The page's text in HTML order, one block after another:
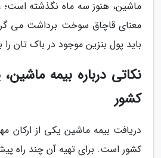
ماشین، هنوز سه ماه نگذشته است؛
معنای قاچاق سوخت برداشت می
باید پول بنزین موجود در باک تان را
نکاتی درباره بیمه
کشور
دریافت بیمه ماشین یکی از ارکان
کشور است. برای تهیه آن چند راه